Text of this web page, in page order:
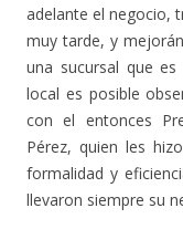
adelante el negocio,
muy tarde, y
una sucursal que
local es posible
con el entonces
Pérez, quien les
formalidad y
llevaron siempre su